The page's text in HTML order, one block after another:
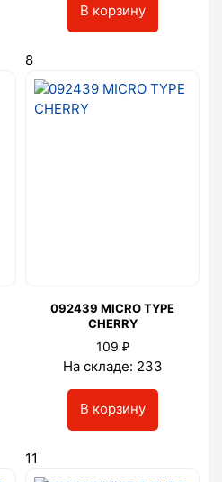
В корзину
8
092439 MICRO TYPE
CHERRY
109 ₽
На складе: 233
В корзину
11